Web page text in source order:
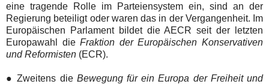
eine tragende Rolle im Parteiensystem ein, sind an der
Regierung beteiligt oder waren das in der Vergangenheit. Im
Europäischen Parlament bildet die AECR seit der letzten
Europawahl dieFraktion der Europäischen Konservativen
und Reformisten (ECR).
●Zweitens die Bewegung für ein Europa der Freiheit und